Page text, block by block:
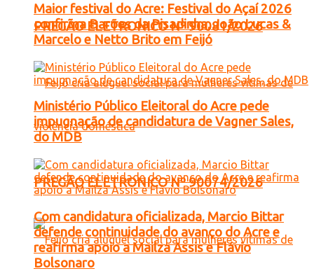
PREGÃO ELETRONICO Nº 90081/2026
PREGÃO ELETRONICO Nº 90074/2026
Maior festival do Acre: Festival do Açaí 2026
confirma Barões da Pisadinha, João Lucas &
Marcelo e Netto Brito em Feijó
Ministério Público Eleitoral do Acre pede
impugnação de candidatura de Vagner Sales,
do MDB
Com candidatura oficializada, Marcio Bittar
defende continuidade do avanço do Acre e
reafirma apoio a Mailza Assis e Flávio
Bolsonaro